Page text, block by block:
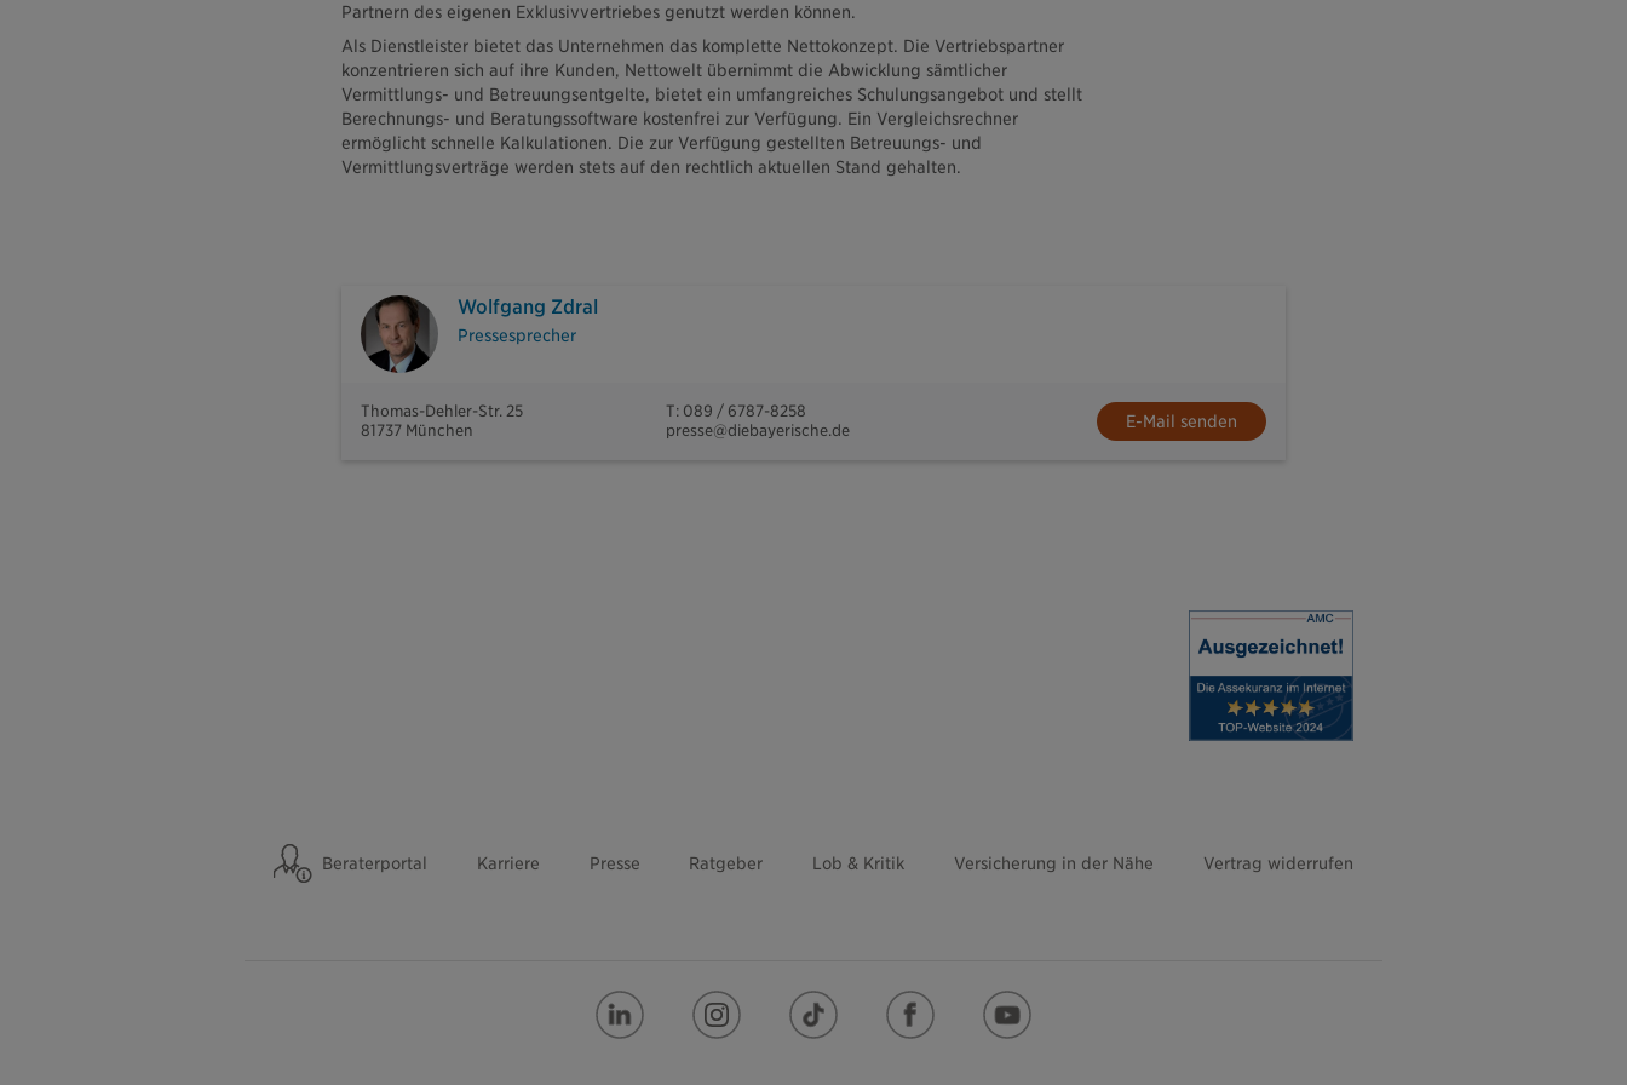
Partnern des eigenen Exklusivvertriebes genutzt werden können.
Als Dienstleister bietet das Unternehmen das komplette Nettokonzept. Die Vertriebspartner
konzentrieren sich auf ihre Kunden, Nettowelt übernimmt die Abwicklung sämtlicher
Vermittlungs- und Betreuungsentgelte, bietet ein umfangreiches Schulungsangebot und stellt
Berechnungs- und Beratungssoftware kostenfrei zur Verfügung. Ein Vergleichsrechner
ermöglicht schnelle Kalkulationen. Die zur Verfügung gestellten Betreuungs- und
Vermittlungsverträge werden stets auf den rechtlich aktuellen Stand gehalten.
Wolfgang Zdral
Pressesprecher
Thomas-Dehler-Str. 25
81737 München
T: 089 / 6787-8258
presse@diebayerische.de
E-Mail senden
Beraterportal Karriere Presse Ratgeber Lob & Kritik Versicherung in der Nähe Vertrag widerrufen